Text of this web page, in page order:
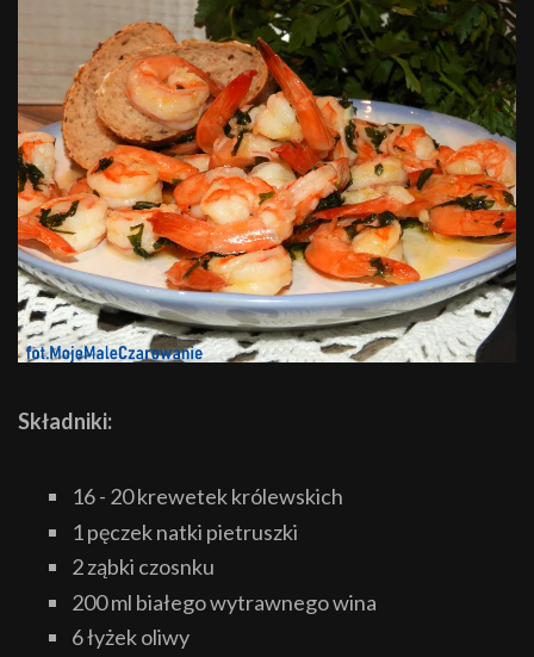
Składniki:
16 - 20 krewetek królewskich
1 pęczek natki pietruszki
2 ząbki czosnku
200 ml białego wytrawnego wina
6 łyżek oliwy